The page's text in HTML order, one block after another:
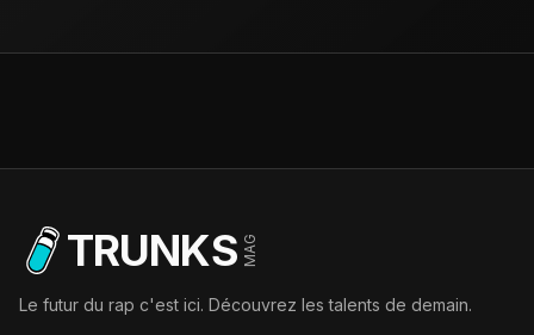
TRUNKS MAG
Le futur du rap c'est ici. Découvrez les talents de demain.